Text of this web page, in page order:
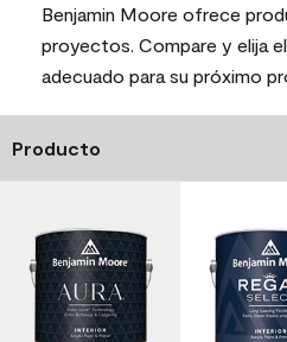
Benjamin Moore ofrece
proyectos. Compare y elija
adecuado para su próximo
Producto